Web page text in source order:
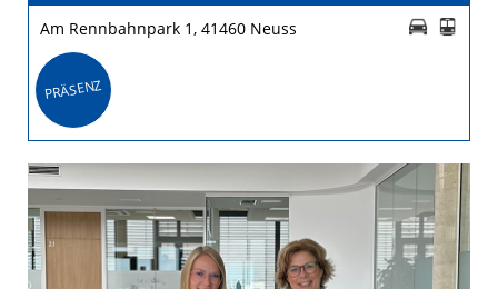
Am Rennbahnpark 1, 41460 Neuss
PRÄSENZ